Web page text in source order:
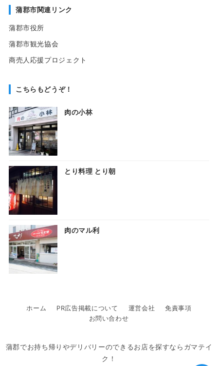
蒲郡市関連リンク
蒲郡市役所
蒲郡市観光協会
商売人応援プロジェクト
こちらもどうぞ！
肉の小林
とり料理 とり朝
肉のマル利
ホーム PR広告掲載について 運営会社
免責事項
お問い合わせ
蒲郡でお持ち帰りやデリバリーのできるお店を探すならガマテイ
ク！